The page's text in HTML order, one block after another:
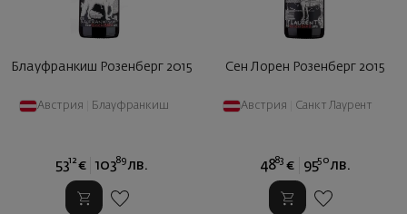
Блауфранкиш Розенберг 2015
Австрия Блауфранкиш
5312 € 10389 лв.
Сен Лорен Розенберг 2015
Австрия Санкт Лаурент
4883 € 9550 лв.